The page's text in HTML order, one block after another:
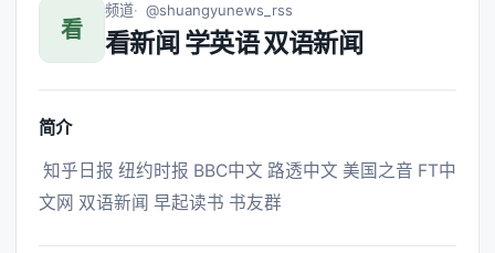
看
频道 @shuangyunews_rss
看新闻 学英语 双语新闻
简介
文网 双语新闻 早起读书 书友群